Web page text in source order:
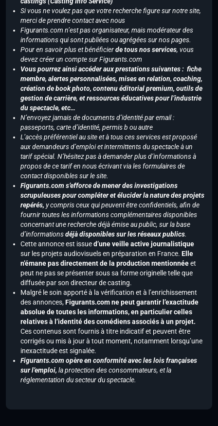
Si vous ne voulez pas que votre recherche figure sur notre site,
merci de prendre contact avec nous
Figurants.com n’est pas organisateur, mais modérateur des
informations qui sont publiées ou agrégées sur nos pages.
Pour en savoir plus et bénéficierde tous nos services, vous
devez créer un compte sur Figurants.com
Vous pourrez ainsi accéder aux prestations suivantes : fiche
membre, alertes personnalisées, mises en relation, coaching,
création de book photo, contenu éditorial premium, outils de
gestion de carrière, et ressources éducatives pour l’industrie
du spectacle, etc…
N’envoyez jamais de documents d’identité par email :
passeports, carte d’identité, permis b ou autre
L’accès préférentiel au site et à tous ces services est proposé
aux demandeurs d’emploi et intermittents du spectacle à un
tarif spécial. N’hésitez pas à demander plus d’informations à
propos de ce tarif en nous écrivant via les formulaires de
contact disponibles sur le site.
Figurants.com s’efforce de mener des investigations
scrupuleuses pour compléter et élucider la nature des projets
repérés, y compris ceux qui peuvent être confidentiels, afin de
fournir toutes les informations complémentaires disponibles
concernant une recherche déjà émise au public, sur la base
d’informationsdéjà disponibles sur les réseaux publics.
Cette annonce est issued’une veille active journalistique
sur les projets audiovisuels en préparation en France. Elle
n’émane pas directement de la production mentionnéeet
peut ne pas se présenter sous sa forme originelle telle que
diffusée par son directeur de casting.
Malgré le soin apporté à la vérification et à l’enrichissement
des annonces,Figurants.com ne peut garantir l’exactitude
absolue de toutes les informations, en particulier celles
relatives à l’identité des comédiens associés à un projet.
Ces contenus sont fournis à titre indicatif et peuvent être
corrigés ou mis à jour à tout moment, notamment lorsqu’une
inexactitude est signalée.
Figurants.com opère en conformité avec les lois françaises
sur l’emploi, la protection des consommateurs, et la
réglementation du secteur du spectacle.